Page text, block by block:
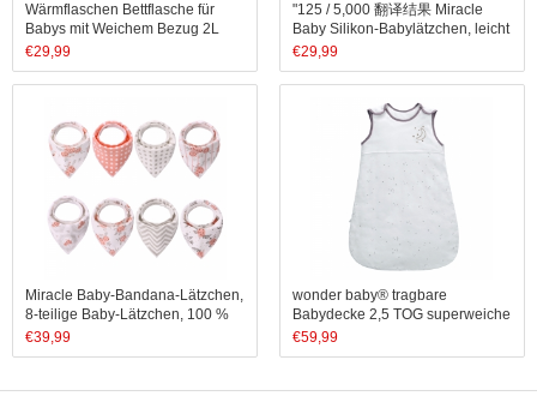
Wärmflaschen Bettflasche für
Babys mit Weichem Bezug 2L
€29,99
"125 / 5,000 翻译结果 Miracle
Baby Silikon-Babylätzchen, leicht
abwischbar – weiches,
bequemes, wasserdichtes
Lätzchen, lebensmittelechtes
Silikon (Junge)
€29,99
Miracle Baby-Bandana-Lätzchen,
8-teilige Baby-Lätzchen, 100 %
Baumwolle, weich und saugfähig,
Geschenk für Kinder
€39,99
wonder baby® tragbare
Babydecke 2,5 TOG superweiche
ärmellose Baumwolle Kleinkinder
Schlafsack Schlafsack für
€59,99